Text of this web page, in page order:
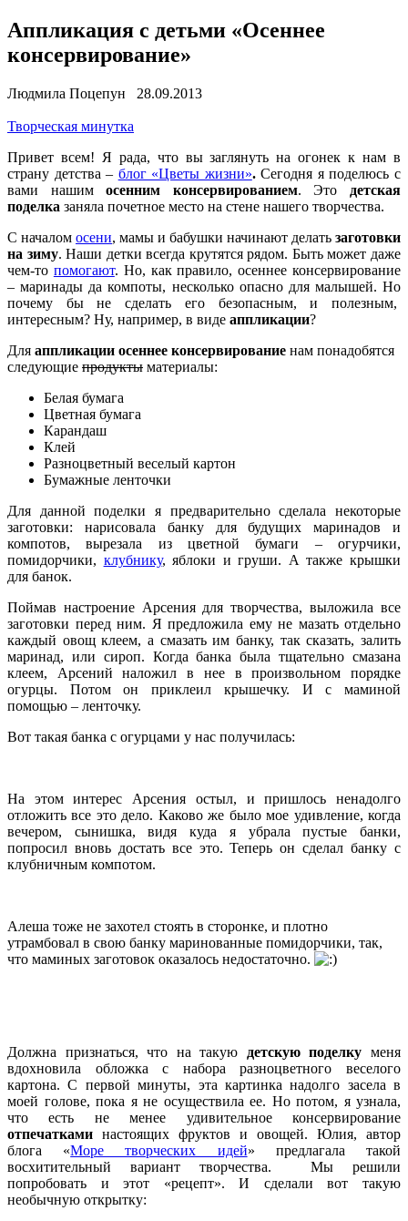
Аппликация с детьми «Осеннее
консервирование»
Людмила Поцепун 28.09.2013
Творческая минутка
Привет всем! Я рада, что вы заглянуть на огонек к нам в
страну детства – блог «Цветы жизни».Сегодня я поделюсь с
вами нашимосенним консервированием. Это детская
поделка заняла почетное место на стене нашего творчества.
С началом осени, мамы и бабушки начинают делать заготовки
на зиму. Наши детки всегда крутятся рядом. Быть может даже
чем-то помогают. Но, как правило, осеннее консервирование
– маринады да компоты, несколько опасно для малышей. Но
почему бы не сделать его безопасным, и полезным,
интересным? Ну, например, в виде аппликации?
Для аппликации осеннее консервирование нам понадобятся
следующие продукты материалы:
Белая бумага
Цветная бумага
Карандаш
Клей
Разноцветный веселый картон
Бумажные ленточки
Для данной поделки я предварительно сделала некоторые
заготовки: нарисовала банку для будущих маринадов и
компотов, вырезала из цветной бумаги – огурчики,
помидорчики, клубнику, яблоки и груши. А также крышки
для банок.
Поймав настроение Арсения для творчества, выложила все
заготовки перед ним. Я предложила ему не мазать отдельно
каждый овощ клеем, а смазать им банку, так сказать, залить
маринад, или сироп. Когда банка была тщательно смазана
клеем, Арсений наложил в нее в произвольном порядке
огурцы. Потом он приклеил крышечку. И с маминой
помощью – ленточку.
Вот такая банка с огурцами у нас получилась:
На этом интерес Арсения остыл, и пришлось ненадолго
отложить все это дело. Каково же было мое удивление, когда
вечером, сынишка, видя куда я убрала пустые банки,
попросил вновь достать все это. Теперь он сделал банку с
клубничным компотом.
Алеша тоже не захотел стоять в сторонке, и плотно
утрамбовал в свою банку маринованные помидорчики, так,
что маминых заготовок оказалось недостаточно.
Должна признаться, что на такую детскую поделку меня
вдохновила обложка с набора разноцветного веселого
картона. С первой минуты, эта картинка надолго засела в
моей голове, пока я не осуществила ее. Но потом, я узнала,
что есть не менее удивительное консервирование
отпечатками настоящих фруктов и овощей. Юлия, автор
блога «Море творческих идей» предлагала такой
восхитительный вариант творчества. Мы решили
попробовать и этот «рецепт». И сделали вот такую
необычную открытку: